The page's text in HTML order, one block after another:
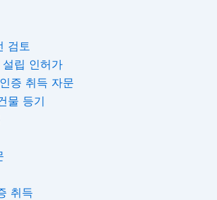
검토
립 인허가
증 취득 자문
물 등기
취득